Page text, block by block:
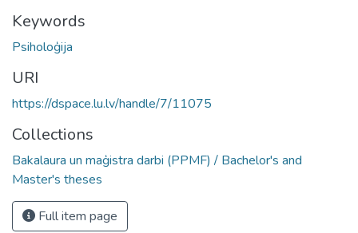
Keywords
Psiholoģija
URI
https://dspace.lu.lv/handle/7/11075
Collections
Bakalaura un maģistra darbi (PPMF) / Bachelor's and
Master's theses
Full item page